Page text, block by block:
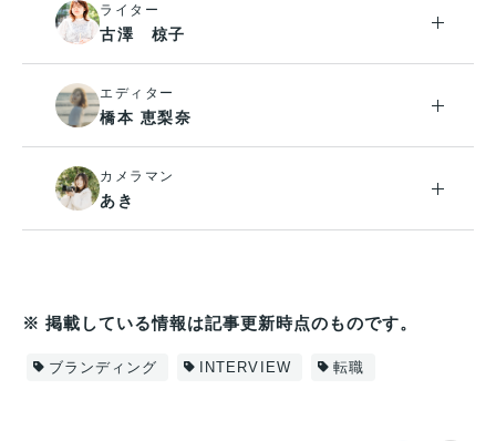
ライター
古澤 椋子
エディター
橋本 恵梨奈
カメラマン
あき
※ 掲載している情報は記事更新時点のものです。
ブランディング INTERVIEW 転職